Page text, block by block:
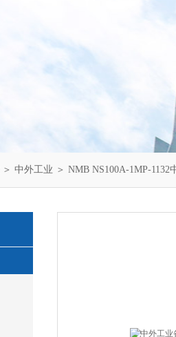
＞ 中外工业 ＞ NMB NS100A-1MP-